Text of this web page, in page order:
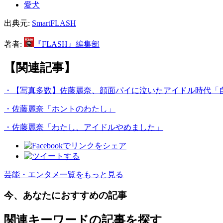
愛犬
出典元: SmartFLASH
著者: 『FLASH』編集部
【関連記事】
・【写真多数】佐藤麗奈、顔面パイに泣いたアイドル時代「
・佐藤麗奈「ホントのわたし」
・佐藤麗奈「わたし、アイドルやめました」
芸能・エンタメ一覧をもっと見る
今、あなたにおすすめの記事
関連キーワードの記事を探す